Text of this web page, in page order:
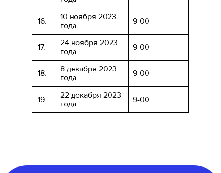
16.
10 ноября 2023
года
9-00
17.
24 ноября 2023
года
9-00
18.
8 декабря 2023
года
9-00
19.
22 декабря 2023
года
9-00